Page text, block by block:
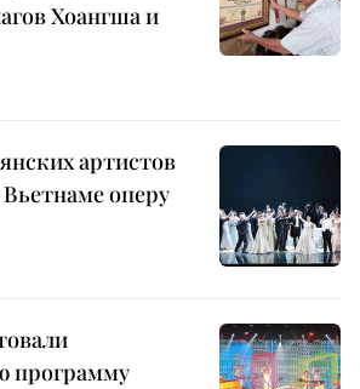
Хоангша и
артистов
оперу
программу